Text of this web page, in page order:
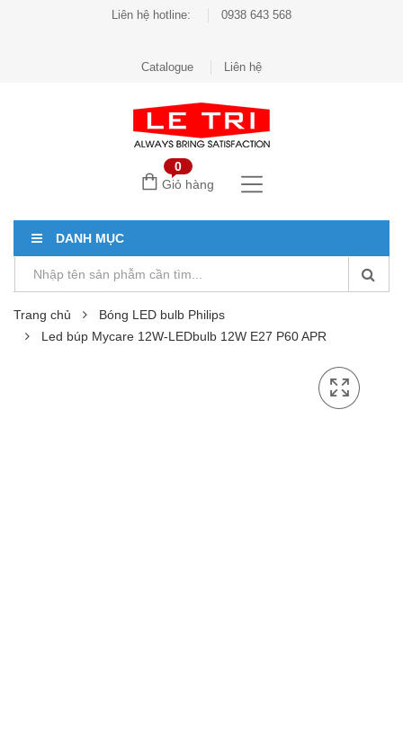
Liên hệ hotline: 0938 643 568
Catalogue Liên hệ
0
Giỏ hàng
DANH MỤC
Trang chủ
Bóng LED bulb Philips
Led búp Mycare 12W-LEDbulb 12W E27 P60 APR